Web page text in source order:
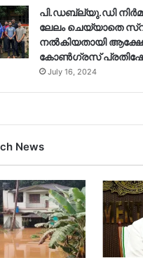
പി.ഡബ്ല്യു.ഡി
ലേലം ചെയ്യാതെ
നൽകിയതായി
കോൺഗ്രസ്
July 16, 2024
News